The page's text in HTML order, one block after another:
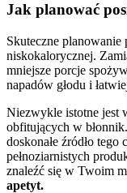
Jak planować
Skuteczne planowanie
niskokalorycznej.
mniejsze porcje
napadów głodu i
Niezwykle istotne jest
obfitujących w
doskonałe źródło
pełnoziarnistych
znaleźć się w Twoim
apetyt.